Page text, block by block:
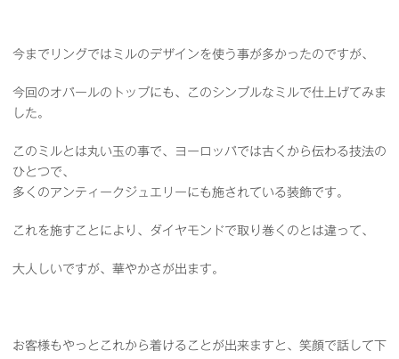
今までリングではミルのデザインを使う事が多かったのですが、
今回のオパールのトップにも、このシンプルなミルで仕上げてみま
した。
このミルとは丸い玉の事で、ヨーロッパでは古くから伝わる技法の
ひとつで、
多くのアンティークジュエリーにも施されている装飾です。
これを施すことにより、ダイヤモンドで取り巻くのとは違って、
大人しいですが、華やかさが出ます。
お客様もやっとこれから着けることが出来ますと、笑顔で話して下